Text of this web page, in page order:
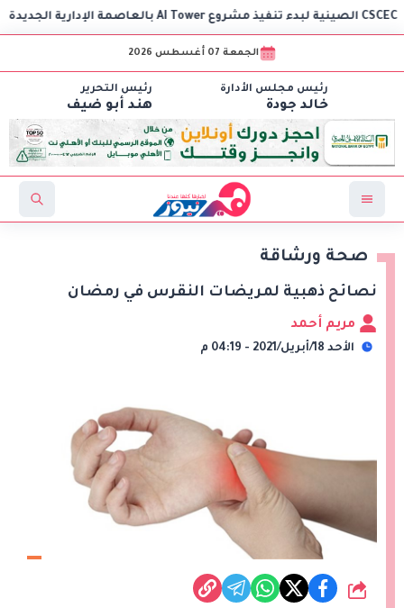
الجمعة 07 أغسطس 2026
رئيس مجلس الأدارة
خالد جودة
رئيس التحرير
هند أبو ضيف
صحة ورشاقة
نصائح ذهبية لمريضات النقرس في رمضان
مريم أحمد
الأحد 18/أبريل/2021 - 04:19 م
شارك